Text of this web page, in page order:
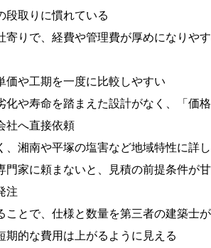
段取りに慣れている
寄りで、経費や管理費が厚めになりや
価や工期を一度に比較しやすい
化や寿命を踏まえた設計がなく、「価
社へ直接依頼
、湘南や平塚の塩害など地域特性に詳
門家に頼まないと、見積の前提条件が
注
ことで、仕様と数量を第三者の建築士
期的な費用は上がるように見える